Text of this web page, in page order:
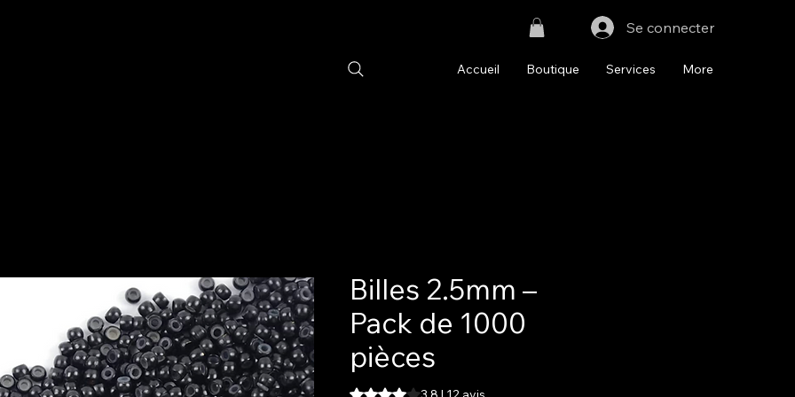
Se connecter
Accueil Boutique Services More
Billes 2.5mm –
Pack de 1000
pièces
La note est de 3.8 sur cinq étoiles selon 12 avis